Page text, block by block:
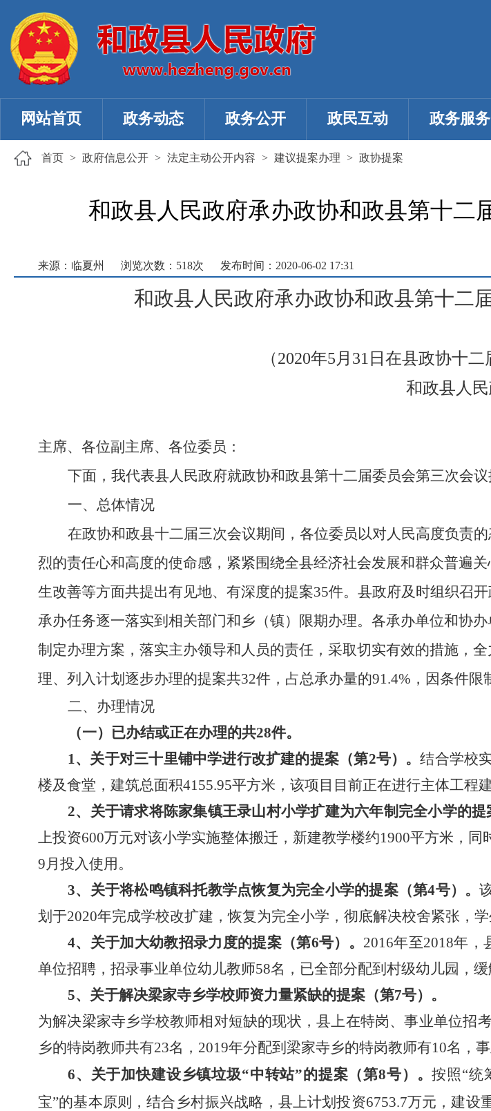
网站首页 政务动态 政务公开 政民互动 政务服务
首页 > 政府信息公开 > 法定主动公开内容 > 建议提案办理 > 政协提案
和政县人民政府承办政协和政县第十二
来源：临夏州 浏览次数： 518次 发布时间：2020-06-02 17:31
和政县人民政府承办政协和政县第十二
（2020年5 月 31 日在县政协十二
和政县人
主席、各位副主席、各位委员：
下面，我代表县人民政府就政协和政县第十二届委员会第三次会议
一、总体情况
在政协和政县十二届三次会议期间，各位委员以对人民高度负责
烈的责任心和高度的使命感，紧紧围绕全县经济社会发展和群众普遍
生改善等方面共提出有见地、有深度的提案35件。县政府及时组织召
承办任务逐一落实到相关部门和乡（镇）限期办理。各承办单位和协
制定办理方案，落实主办领导和人员的责任，采取切实有效的措施，
理、列入计划逐步办理的提案共32件，占总承办量的91.4%，因条件
二、办理情况
（一）已办结或正在办理的共28件。
1、 关于对三十里铺中学进行改扩建的提案 （第2号）。结合学校
楼及食堂，建筑总面积4155.95平方米，该项目目前正在进行主体工程
2、 关于请求将陈家集镇王录山村小学扩建为六年制完全小学的提
上投资600万元对该小学实施整体搬迁，新建教学楼约1900平方米，同
9月投入使用 。
3、 关于将松鸣镇科托教学点恢复为完全小学的提案（第4号）。
划于2020年完成学校改扩建，恢复为完全小学，彻底解决校舍紧张，学
4、 关于加大幼教招录力度的提案（第6号）。 2016年至2018年，
单位招聘，招录事业单位幼儿教师58名，已全部分配到村级幼儿园，缓
5、 关于解决梁家寺乡学校师资力量紧缺的提案（第7号）。
为解决梁家寺乡学校教师相对短缺的现状，县上在特岗、事业单位招考
乡的特岗教师共有23名 ， 2019年分配到梁家寺乡的特岗教师有10名，
6、 关于加快建设乡镇垃圾“中转站”的提案（第8号）。按照“统
宝”的基本原则，结合乡村振兴战略，县上计划投资6753.7万元 ，建设